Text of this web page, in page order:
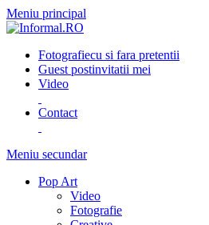
Meniu principal
Fotografiecu si fara pretentii
Guest postinvitatii mei
Video
Contact
Meniu secundar
Pop Art
Video
Fotografie